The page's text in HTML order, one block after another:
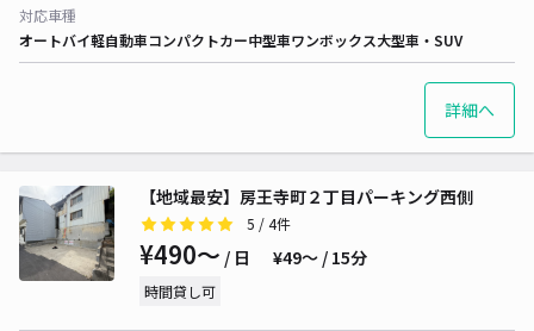
対応車種
オートバイ軽自動車コンパクトカー中型車ワンボックス大型車・SUV
詳細へ
【地域最安】房王寺町２丁目パーキング西側
5 / 4件
¥490〜 / 日 ¥49〜 / 15分
時間貸し可